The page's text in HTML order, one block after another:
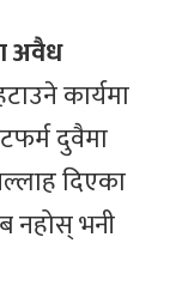
अवैध
कार्यमा
दुवैमा
दिएका
नहोस् भनी